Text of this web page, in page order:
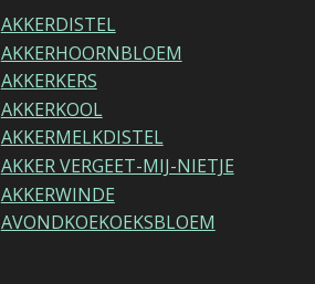
AKKERDISTEL
AKKERHOORNBLOEM
AKKERKERS
AKKERKOOL
AKKERMELKDISTEL
AKKER VERGEET-MIJ-NIETJE
AKKERWINDE
AVONDKOEKOEKSBLOEM